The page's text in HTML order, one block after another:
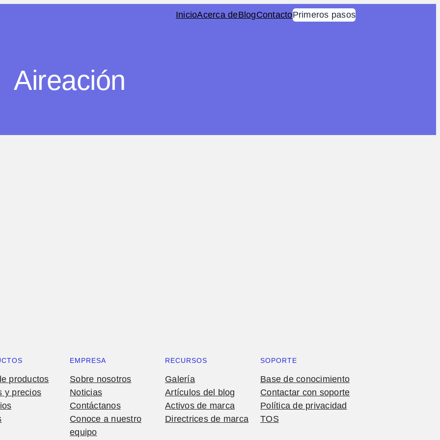
InicioAcerca deBlogContactoPrimeros pasos
Aireación
productos
y precios
EMPRESA
Sobre nosotros
Noticias
Contáctanos
Conoce a nuestro
equipo
RECURSOS
Galería
Artículos del blog
Activos de marca
Directrices de marca
SOPORTE
Base de conocimiento
Contactar con soporte
Política de privacidad
TOS